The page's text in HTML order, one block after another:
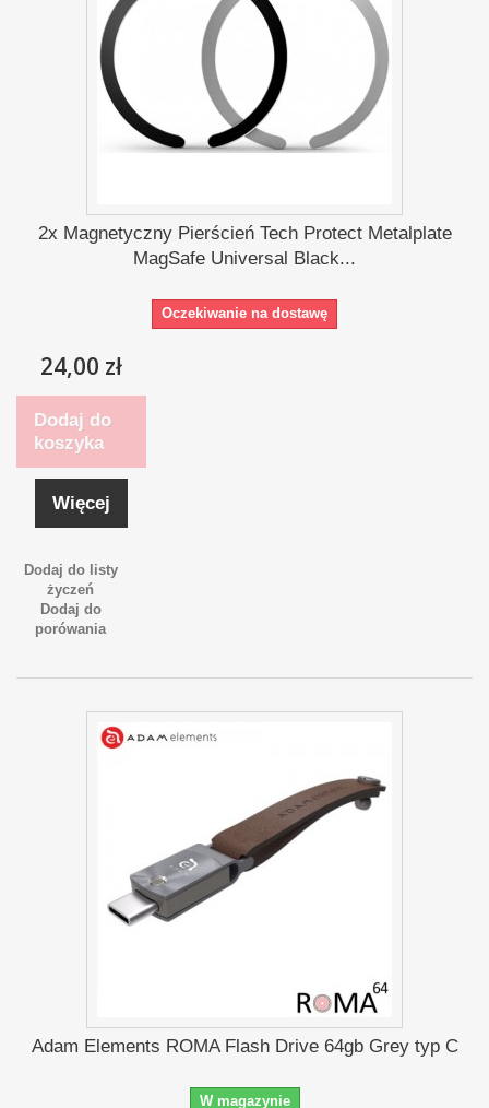
2x Magnetyczny Pierścień Tech Protect Metalplate
MagSafe Universal Black...
Oczekiwanie na dostawę
24,00 zł
Dodaj do
koszyka
Więcej
Dodaj do listy
życzeń
Dodaj do
porówania
Adam Elements ROMA Flash Drive 64gb Grey typ C
W magazynie